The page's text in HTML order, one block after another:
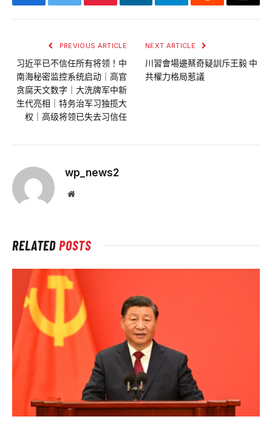
FacebookTwitter PinterestLinkedInTelegramReddit Email
PREVIOUS ARTICLE
习近平已不信任所有将领！中
南海秘密监控系统启动｜高官
贪腐天文数字｜大洗牌军中新
生代亮相｜特务治军习独揽大
权｜高级将领已失去习信任
NEXT ARTICLE
川習會場邊蔡奇疑訓斥王毅 中
共權力格局惹議
wp_news2
Website
RELATEDPOSTS